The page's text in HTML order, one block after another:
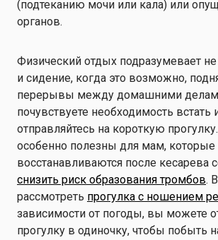
(подтеканию мочи или кала) или
органов.
Физический отдых подразумевает не
и сидение, когда это возможно,
перерывы между домашними
почувствуете необходимость встать
отправляйтесь на короткую
особенно полезны для мам, которые
восстанавливаются после кесарева
снизить риск образования тромбов.
рассмотреть прогулка с ношением
зависимости от погоды, вы можете
прогулку в одиночку, чтобы побыть